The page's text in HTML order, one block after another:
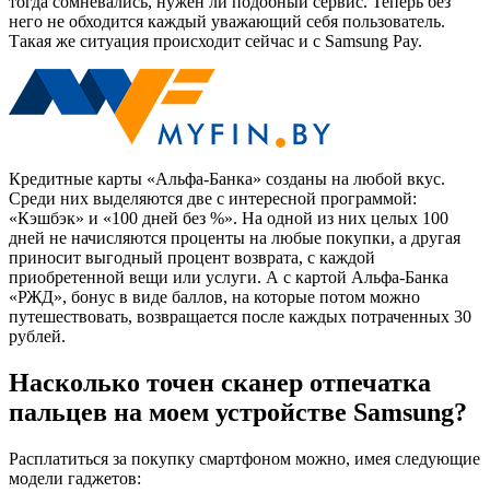
него не обходится каждый уважающий себя пользователь.
Такая же ситуация происходит сейчас и с Samsung Pay.
Кредитные карты «Альфа-Банка» созданы на любой вкус.
Среди них выделяются две с интересной программой:
«Кэшбэк» и «100 дней без %». На одной из них целых 100
дней не начисляются проценты на любые покупки, а другая
приносит выгодный процент возврата, с каждой
приобретенной вещи или услуги. А с картой Альфа-Банка
«РЖД», бонус в виде баллов, на которые потом можно
путешествовать, возвращается после каждых потраченных 30
рублей.
Насколько точен сканер отпечатка
пальцев на моем устройстве Samsung?
Расплатиться за покупку смартфоном можно, имея следующие
модели гаджетов: